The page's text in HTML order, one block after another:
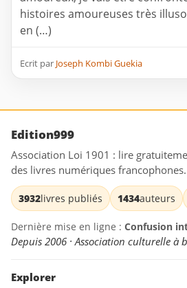
histoires amoureuses très
en (…)
Ecrit par Joseph Kombi Guekia
Edition999
Association Loi 1901 : lire
des livres numériques francophones.
3932livres publiés 1434auteurs
Dernière mise en ligne : Confusion
Depuis 2006 · Association culturelle
Explorer